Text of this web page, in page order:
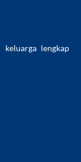
lengkap